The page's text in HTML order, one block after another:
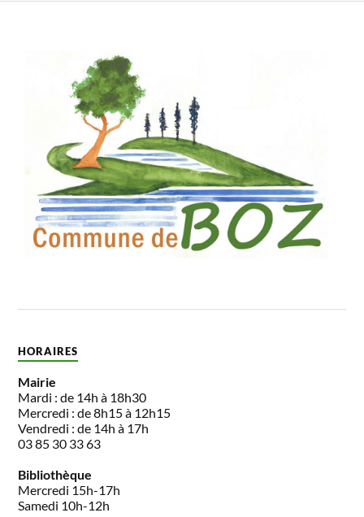
HORAIRES
Mairie
Mardi : de 14h à 18h30
Mercredi : de 8h15 à 12h15
Vendredi : de 14h à 17h
03 85 30 33 63
Bibliothèque
Mercredi 15h-17h
Samedi 10h-12h